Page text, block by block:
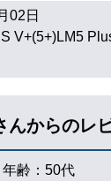
02日
V+(5+)LM5
んからのレ
年齢： 50代